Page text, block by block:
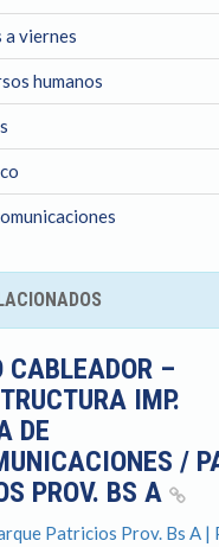
a viernes
humanos
CABLEADOR –
IMP.
DE
/
PROV. BS A
Patricios Prov. Bs A |